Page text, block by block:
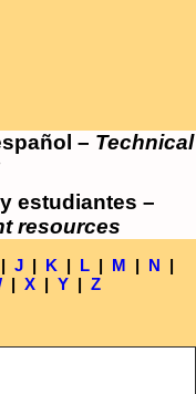
– Technical
estudiantes –
resources
| J | K | L | M | N |
| X | Y | Z